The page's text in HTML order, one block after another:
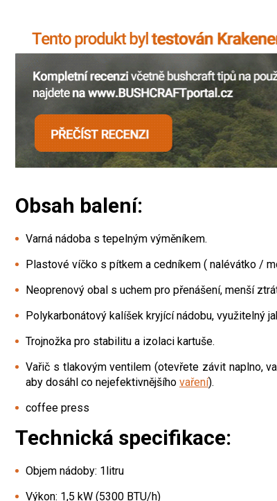
Obsah balení:
Varná nádoba s tepelným výměníkem.
Plastové víčko s pítkem a cedníkem ( nalévátko /
Neoprenový obal s uchem pro přenášení, menší
Polykarbonátový kalíšek kryjící nádobu, využitelný
Trojnožka pro stabilitu a izolaci kartuše.
Vařič s tlakovým ventilem (otevřete závit naplno,
aby dosáhl co nejefektivnějšího vaření).
coffee press
Technická specifikace:
Objem nádoby: 1litru
Výkon: 1,5 kW (5300 BTU/h)